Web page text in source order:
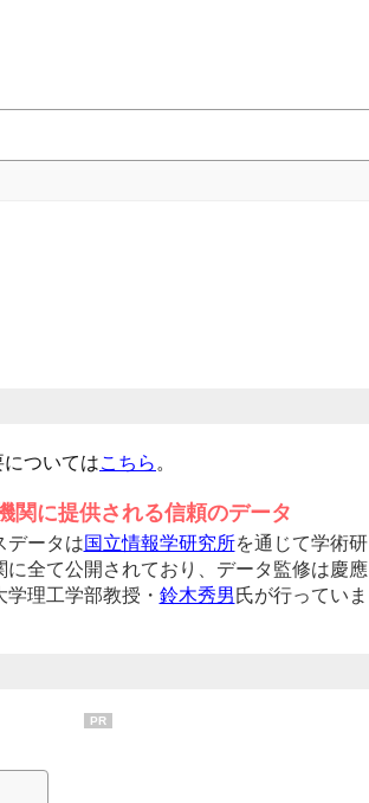
ついてはこちら 。
関に提供される信頼のデータ
データは国立情報学研究所を通じて学術研
に全て公開されており、データ監修は慶應
学理工学部教授・ 鈴木秀男 氏が行っていま
PR